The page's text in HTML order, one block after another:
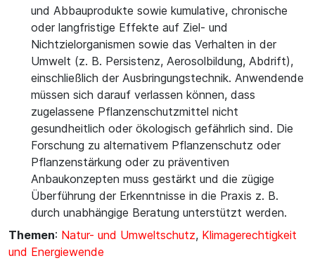
und Abbauprodukte sowie kumulative, chronische
oder langfristige Effekte auf Ziel- und
Nichtzielorganismen sowie das Verhalten in der
Umwelt (z. B. Persistenz, Aerosolbildung, Abdrift),
einschließlich der Ausbringungstechnik. Anwendende
müssen sich darauf verlassen können, dass
zugelassene Pflanzenschutzmittel nicht
gesundheitlich oder ökologisch gefährlich sind. Die
Forschung zu alternativem Pflanzenschutz oder
Pflanzenstärkung oder zu präventiven
Anbaukonzepten muss gestärkt und die zügige
Überführung der Erkenntnisse in die Praxis z. B.
durch unabhängige Beratung unterstützt werden.
Themen: Natur- und Umweltschutz, Klimagerechtigkeit
und Energiewende